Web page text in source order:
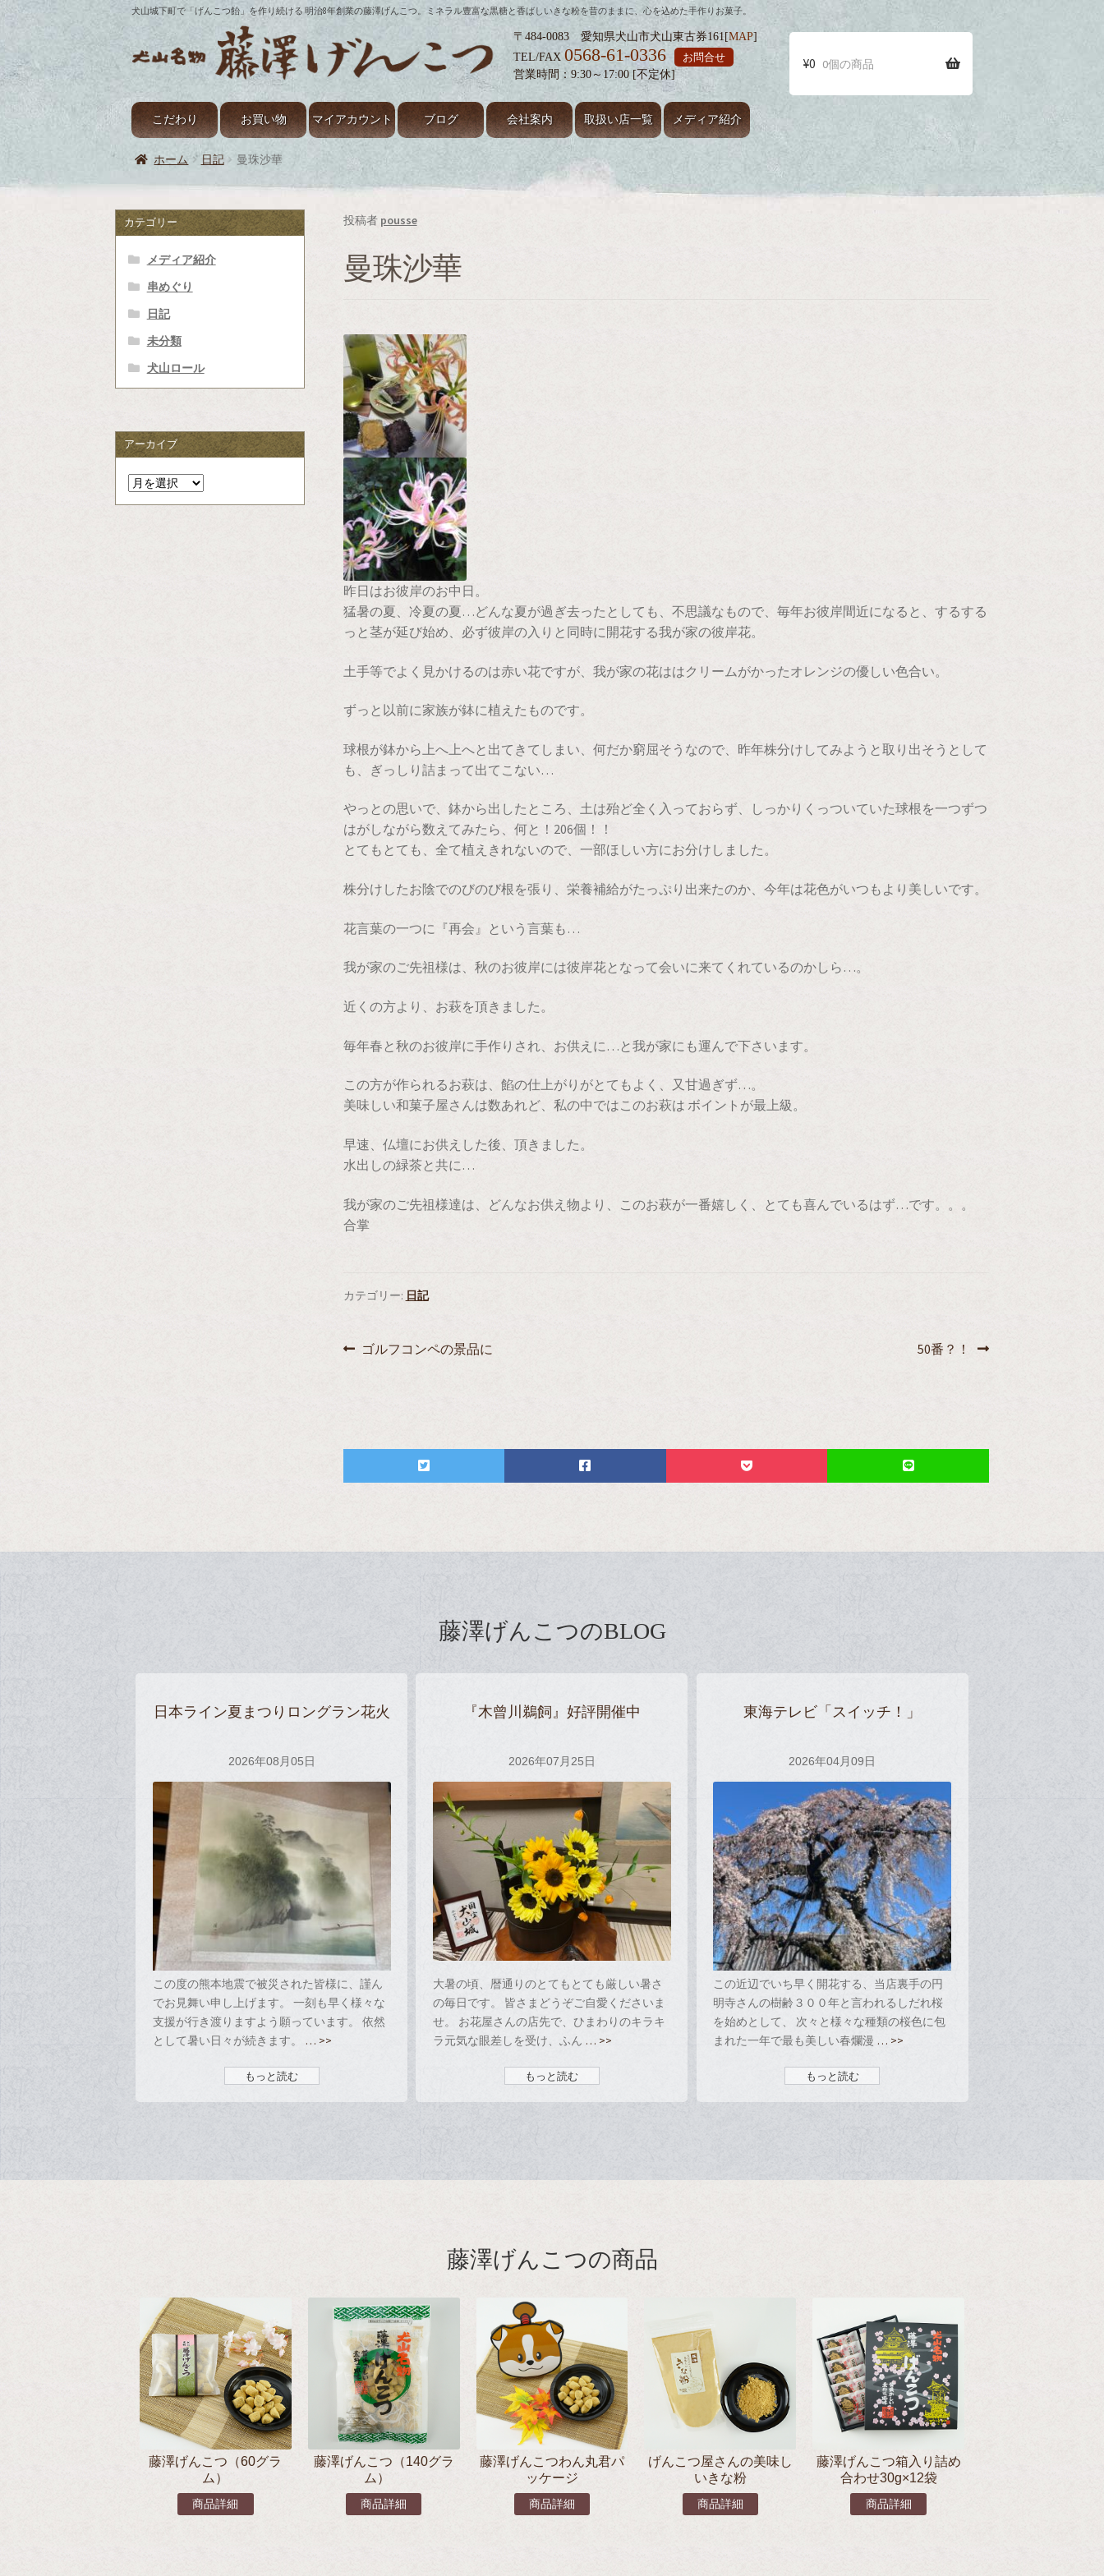
ナ
ゲ
ー
シ
ョ
ン
へ
ッ
プ
コ
テ
ン
ツ
へ
ス
キ
犬山名物 藤
犬山城下町で「げんこつ飴」を作り続ける 明治8年創業の藤澤げんこつ。ミネラル豊富な黒糖と香ばしいきな粉を昔のままに、心を込めた手作りお菓子。
こだわり お買い物 マイアカウント ブログ 会社案内 取扱い店一覧 メディア紹介
カート トップページ プライバシーポリシー ブログ マイアカウント
メンバー会社案内取扱い店一覧 支払い特定商取引に関する表記
¥0 0個の商品
〒484-0083 愛知県犬山市犬山東古券161[MAP]
TEL/FAX 0568-61-0336 お問合せ
営業時間：9:30～17:00 [不定休]
ホーム 日記 曼珠沙華
投稿者 pousse
曼珠沙華
昨日はお彼岸のお中日。
猛暑の夏、冷夏の夏…どんな夏が過ぎ去ったとしても、不思議なもので、毎年お彼岸間近になると、するする
っと茎が延び始め、必ず彼岸の入りと同時に開花する我が家の彼岸花。
土手等でよく見かけるのは赤い花ですが、我が家の花ははクリームがかったオレンジの優しい色合い。
ずっと以前に家族が鉢に植えたものです。
球根が鉢から上へ上へと出てきてしまい、何だか窮屈そうなので、昨年株分けしてみようと取り出そうとして
も、ぎっしり詰まって出てこない…
やっとの思いで、鉢から出したところ、土は殆ど全く入っておらず、しっかりくっついていた球根を一つずつ
はがしながら数えてみたら、何と！206個！！
とてもとても、全て植えきれないので、一部ほしい方にお分けしました。
株分けしたお陰でのびのび根を張り、栄養補給がたっぷり出来たのか、今年は花色がいつもより美しいです。
花言葉の一つに『再会』という言葉も…
我が家のご先祖様は、秋のお彼岸には彼岸花となって会いに来てくれているのかしら…。
近くの方より、お萩を頂きました。
毎年春と秋のお彼岸に手作りされ、お供えに…と我が家にも運んで下さいます。
この方が作られるお萩は、餡の仕上がりがとてもよく、又甘過ぎず…。
美味しい和菓子屋さんは数あれど、私の中ではこのお萩は ボイントが最上級。
早速、仏壇にお供えした後、頂きました。
水出しの緑茶と共に…
我が家のご先祖様達は、どんなお供え物より、このお萩が一番嬉しく、とても喜んでいるはず…です。。。
合掌
カテゴリー: 日記
投
ビ
ゲ
前
ゴルフコンペの景品に
次
50番？！
カテゴリー
メディア紹介
串めぐり
日記
未分類
犬山ロール
アーカイブ
藤澤げんこつのBLOG
日本ライン夏まつりロングラン花火
2026年08月05日
この度の熊本地震で被災された皆様に、謹ん
でお見舞い申し上げます。 一刻も早く様々な
支援が行き渡りますよう願っています。 依然
として暑い日々が続きます。
… >>
もっと読む
『木曾川鵜飼』好評開催中
2026年07月25日
大暑の頃、暦通りのとてもとても厳しい暑さ
の毎日です。 皆さまどうぞご自愛くださいま
せ。 お花屋さんの店先で、ひまわりのキラキ
ラ元気な眼差しを受け、ふん … >>
もっと読む
東海テレビ「スイッチ！」
2026年04月09日
この近辺でいち早く開花する、当店裏手の円
明寺さんの樹齢３００年と言われるしだれ桜
を始めとして、 次々と様々な種類の桜色に包
まれた一年で最も美しい春爛漫 … >>
もっと読む
藤澤げんこつの商品
藤澤げんこつ（60グラ
ム）
商品詳細
藤澤げんこつ（140グラ
ム）
商品詳細
藤澤げんこつわん丸君パ
ッケージ
商品詳細
げんこつ屋さんの美味し
いきな粉
商品詳細
藤澤げんこつ箱入り詰め
合わせ30g×12袋
商品詳細